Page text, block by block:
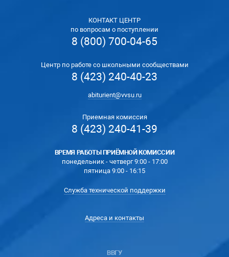
КОНТАКТ ЦЕНТР
по вопросам о поступлении
8 (800) 700-04-65
Центр по работе со школьными сообществами
8 (423) 240-40-23
abiturient@vvsu.ru
Приемная комиссия
8 (423) 240-41-39
ВРЕМЯ РАБОТЫ ПРИЁМНОЙ КОМИССИИ
понедельник - четверг 9:00 - 17:00
пятница 9:00 - 16:15
Служба технической поддержки
Адреса и контакты
ВВГУ